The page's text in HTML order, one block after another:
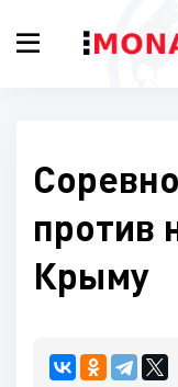
против
Крыму